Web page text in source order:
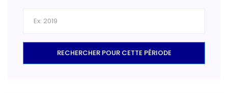
RECHERCHER POUR CETTE PÉRIODE